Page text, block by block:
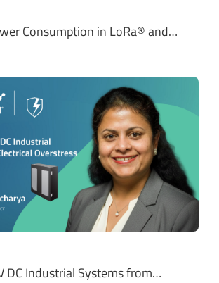
Consumption in LoRa® and…
DC Industrial Systems from…